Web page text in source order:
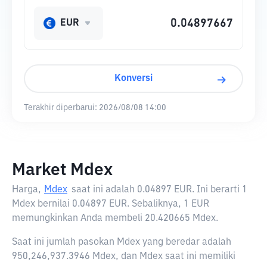
EUR
Konversi
Terakhir diperbarui: 2026/08/08 14:00
Market Mdex
Harga, Mdex saat ini adalah 0.04897 EUR. Ini berarti 1
Mdex bernilai 0.04897 EUR. Sebaliknya, 1 EUR
memungkinkan Anda membeli 20.420665 Mdex.
Saat ini jumlah pasokan Mdex yang beredar adalah
950,246,937.3946 Mdex, dan Mdex saat ini memiliki